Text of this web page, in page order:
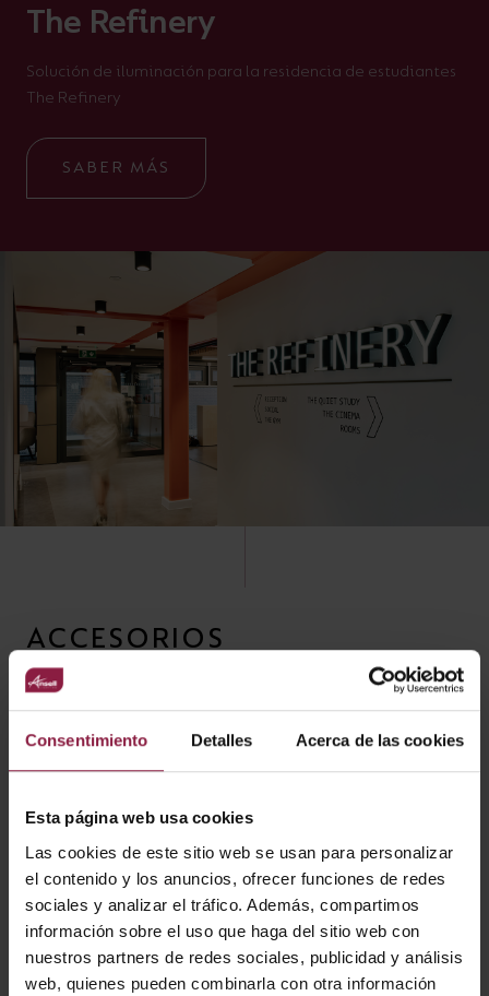
Consentimiento Detalles Acerca de las cookies
Esta página web usa cookies
Las cookies de este sitio web se usan para personalizar
el contenido y los anuncios, ofrecer funciones de redes
sociales y analizar el tráfico. Además, compartimos
información sobre el uso que haga del sitio web con
nuestros partners de redes sociales, publicidad y análisis
web, quienes pueden combinarla con otra información
The Refinery
Solución de iluminación para la residencia de estudiantes
The Refinery
SABER MÁS
ACCESORIOS
RELACIONADOS